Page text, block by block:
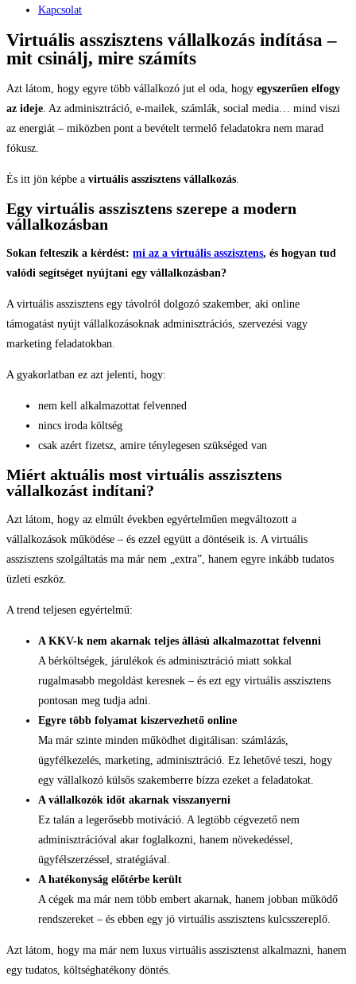
Kapcsolat
Virtuális asszisztens vállalkozás indítása –
mit csinálj, mire számíts
Azt látom, hogy egyre több vállalkozó jut el oda, hogy egyszerűen elfogy
az ideje. Az adminisztráció, e-mailek, számlák, social media… mind viszi
az energiát – miközben pont a bevételt termelő feladatokra nem marad
fókusz.
És itt jön képbe a virtuális asszisztens vállalkozás.
Egy virtuális asszisztens szerepe a modern
vállalkozásban
Sokan felteszik a kérdést: mi az a virtuális asszisztens, és hogyan tud
valódi segítséget nyújtani egy vállalkozásban?
A virtuális asszisztens egy távolról dolgozó szakember, aki online
támogatást nyújt vállalkozásoknak adminisztrációs, szervezési vagy
marketing feladatokban.
A gyakorlatban ez azt jelenti, hogy:
nem kell alkalmazottat felvenned
nincs iroda költség
csak azért fizetsz, amire ténylegesen szükséged van
Miért aktuális most virtuális asszisztens
vállalkozást indítani?
Azt látom, hogy az elmúlt években egyértelműen megváltozott a
vállalkozások működése – és ezzel együtt a döntéseik is. A virtuális
asszisztens szolgáltatás ma már nem „extra”, hanem egyre inkább tudatos
üzleti eszköz.
A trend teljesen egyértelmű:
A KKV-k nem akarnak teljes állású alkalmazottat felvenni
A bérköltségek, járulékok és adminisztráció miatt sokkal
rugalmasabb megoldást keresnek – és ezt egy virtuális asszisztens
pontosan meg tudja adni.
Egyre több folyamat kiszervezhető online
Ma már szinte minden működhet digitálisan: számlázás,
ügyfélkezelés, marketing, adminisztráció. Ez lehetővé teszi, hogy
egy vállalkozó külsős szakemberre bízza ezeket a feladatokat.
A vállalkozók időt akarnak visszanyerni
Ez talán a legerősebb motiváció. A legtöbb cégvezető nem
adminisztrációval akar foglalkozni, hanem növekedéssel,
ügyfélszerzéssel, stratégiával.
A hatékonyság előtérbe került
A cégek ma már nem több embert akarnak, hanem jobban működő
rendszereket – és ebben egy jó virtuális asszisztens kulcsszereplő.
Azt látom, hogy ma már nem luxus virtuális asszisztenst alkalmazni, hanem
egy tudatos, költséghatékony döntés.